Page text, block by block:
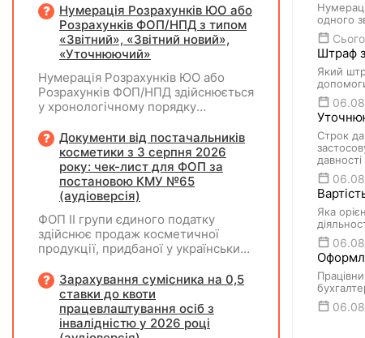
одного
Штраф
Який
Строк
давності
Яка
ПДФО та ВЗ. Крім того, статутний
капітал збільшувався за рахунок
нерозподіленого прибутку без
нарахування дивідендів. У 2026
виплатити кошти засновникам. Чи
потрібно утримувати ПДФО та ВЗ?
Нумерація Розрахунків ЮО або
Розрахунків ФОП/НПД з типом
«Звітний», «Звітний новий»,
«Уточнюючий»
Нумерація Розрахунків ЮО або
Розрахунків ФОП/НПД здійснюється
у хронологічному порядку
межах одного звітного
(податкового) періоду та не
продовжується в наступних
Документи від постачальників
косметики з 3 серпня 2026
року: чек-лист для ФОП за
постановою КМУ №65
(аудіоверсія)
ФОП ІІ групи єдиного податку
здійснює продаж косметичної
продукції, придбаної у українських
документи потрібно вимагати від
постачальника після 03.08.2026
року у зв'язку з повним набранням
чинності Технічного регламенту на
Зарахування сумісника на 0,5
ставки до квоти
працевлаштування осіб з
інвалідністю у 2026 році